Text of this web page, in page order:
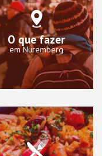
O que fazer
em Nuremberg